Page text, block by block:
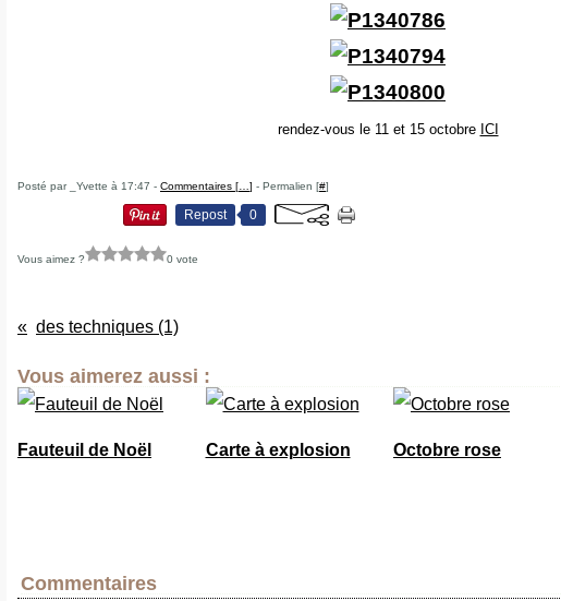
rendez-vous le 11 et 15 octobre ICI
Posté par _Yvette à 17:47 - Commentaires [ ] - Permalien [#]
Repost 0
Vous aimez ? 0 vote
des techniques (1)
Vous aimerez aussi :
Fauteuil de Noël Carte à explosion
Octobre rose
Commentaires